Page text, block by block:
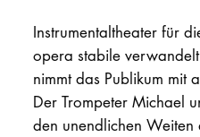
Instrumentaltheater für
opera stabile
nimmt das Publikum mit
Der Trompeter Michael
den unendlichen